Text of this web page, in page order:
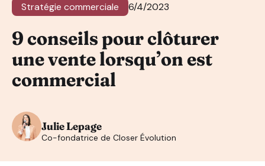
Stratégie commerciale 6/4/2023
9 conseils pour clôturer
une vente lorsqu’on est
commercial
Julie Lepage
Co-fondatrice de Closer Évolution